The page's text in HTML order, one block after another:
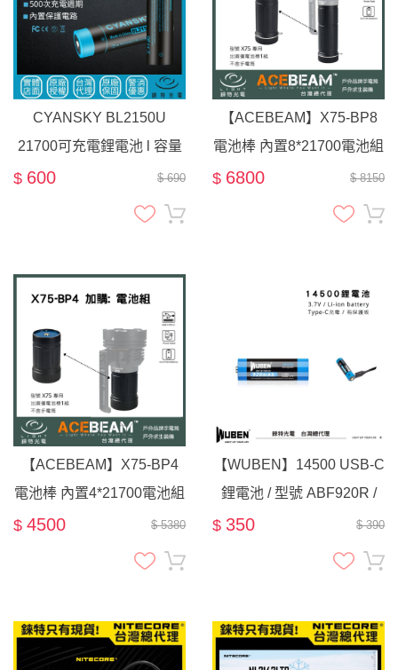
CYANSKY BL2150U
21700可充電鋰電池 l 容量
5000mAh l TYPE-C充電口
$ 690
$ 600
【ACEBEAM】X75-BP8
電池棒 內置8*21700電池組
$ 8150
$ 6800
【ACEBEAM】X75-BP4
電池棒 內置4*21700電池組
$ 5380
$ 4500
【WUBEN】14500 USB-C
鋰電池 / 型號 ABF920R /
適用: H5 頭燈 E6 手電筒
$ 390
$ 350